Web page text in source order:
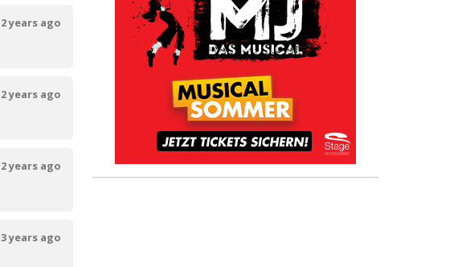
2 years ago
2 years ago
2 years ago
3 years ago